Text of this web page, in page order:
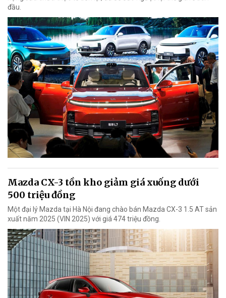
đầu.
Mazda CX-3 tồn kho giảm giá xuống dưới
500 triệu đồng
Một đại lý Mazda tại Hà Nội đang chào bán Mazda CX-3 1.5 AT sản
xuất năm 2025 (VIN 2025) với giá 474 triệu đồng.